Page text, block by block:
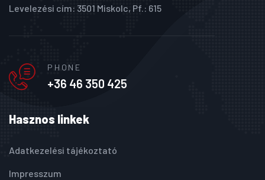
Levelezési cím: 3501 Miskolc, Pf.: 615
PHONE
+36 46 350 425
Hasznos linkek
Adatkezelési tájékoztató
Impresszum